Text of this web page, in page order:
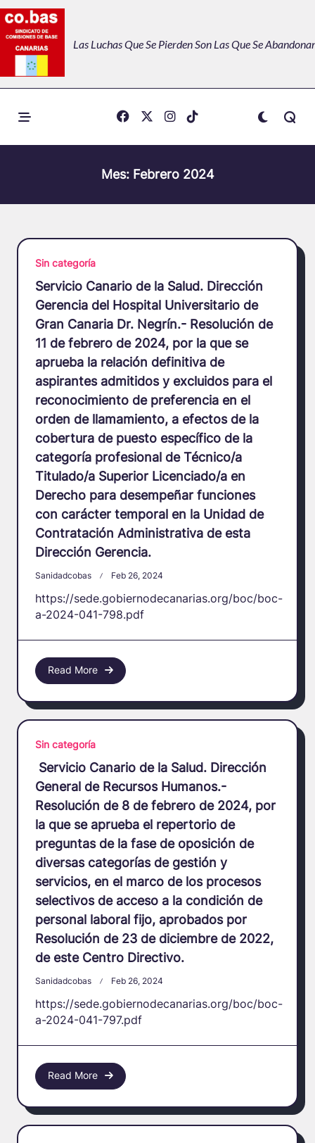
Skip
to
content
Las Luchas Que Se Pierden Son Las Que Se
Mes: Febrero 2024
Sin categoría
Servicio Canario de la Salud. Dirección
Gerencia del Hospital Universitario de
Gran Canaria Dr. Negrín.- Resolución de
11 de febrero de 2024, por la que se
aprueba la relación definitiva de
aspirantes admitidos y excluidos para el
reconocimiento de preferencia en el
orden de llamamiento, a efectos de la
cobertura de puesto específico de la
categoría profesional de Técnico/a
Titulado/a Superior Licenciado/a en
Derecho para desempeñar funciones
con carácter temporal en la Unidad de
Contratación Administrativa de esta
Dirección Gerencia.
Sanidadcobas Feb 26, 2024
https://sede.gobiernodecanarias.org/boc/boc-
a-2024-041-798.pdf
Read More
Sin categoría
Servicio Canario de la Salud. Dirección
General de Recursos Humanos.-
Resolución de 8 de febrero de 2024, por
la que se aprueba el repertorio de
preguntas de la fase de oposición de
diversas categorías de gestión y
servicios, en el marco de los procesos
selectivos de acceso a la condición de
personal laboral fijo, aprobados por
Resolución de 23 de diciembre de 2022,
de este Centro Directivo.
Sanidadcobas Feb 26, 2024
https://sede.gobiernodecanarias.org/boc/boc-
a-2024-041-797.pdf
Read More